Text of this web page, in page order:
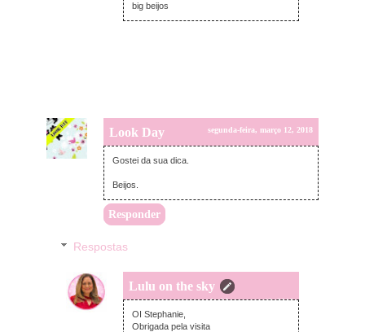
big beijos
Look Day segunda-feira, março 12, 2018
Gostei da sua dica.
Beijos.
Responder
Respostas
Lulu on the sky
segunda-feira, março 12, 2018
OI Stephanie,
Obrigada pela visita